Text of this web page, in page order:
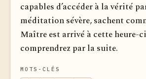
capables d’accéder à la vérité
méditation sévère, sachent
Maître est arrivé à cette heure-
comprendrez par la suite.
MOTS-CLÉS